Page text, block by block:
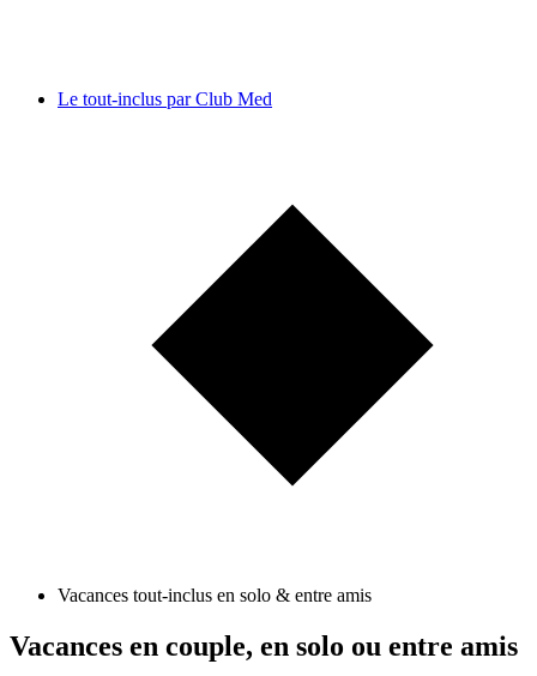
Le tout-inclus par Club Med
Vacances tout-inclus en solo & entre amis
Vacances en couple, en solo ou entre amis